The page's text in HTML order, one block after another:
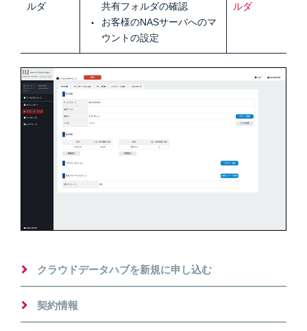
ルダ
共有フォルダの確認
お客様のNASサーバへのマ
ウントの設定
ルダ
クラウドデータハブを新規に申し込む
契約情報